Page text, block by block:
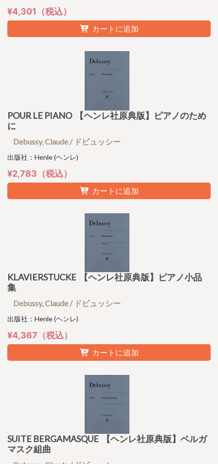
¥4,301（税込）
カートに追加
POUR LE PIANO 【ヘンレ社原典版】ピアノのため
に
Debussy, Claude / ドビュッシー
出版社：Henle (ヘンレ)
¥2,783（税込）
カートに追加
KLAVIERSTUCKE 【ヘンレ社原典版】ピアノ小品
集
Debussy, Claude / ドビュッシー
出版社：Henle (ヘンレ)
¥4,367（税込）
カートに追加
SUITE BERGAMASQUE 【ヘンレ社原典版】ベルガ
マスク組曲